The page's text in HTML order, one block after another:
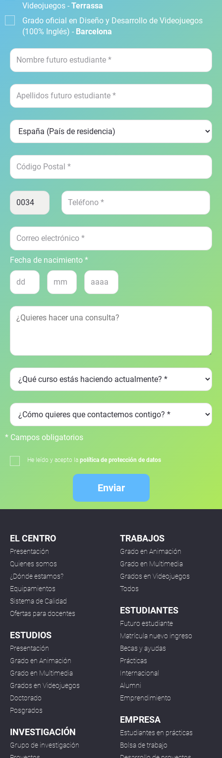
Videojuegos - Terrassa
Grado oficial en Diseño y Desarrollo de Videojuegos
(100% Inglés) - Barcelona
Fecha de nacimiento *
* Campos obligatorios
He leído y acepto la política de protección de datos
Enviar
EL CENTRO
Presentación
Quienes somos
¿Dónde estamos?
Equipamientos
Sistema de Calidad
Ofertas para docentes
ESTUDIOS
Presentación
Grado en Animación
Grado en Multimedia
Grados en Videojuegos
Doctorado
Posgrados
INVESTIGACIÓN
Grupo de investigación
TRABAJOS
Grado en Animación
Grado en Multimedia
Grados en Videojuegos
Todos
ESTUDIANTES
Futuro estudiante
Matrícula nuevo ingreso
Becas y ayudas
Prácticas
Internacional
Alumni
Emprendimiento
EMPRESA
Estudiantes en prácticas
Bolsa de trabajo